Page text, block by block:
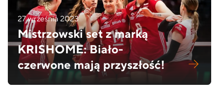
27 września 2023
Mistrzowski set z marką
KRISHOME: Biało-
czerwone mają przyszłość!